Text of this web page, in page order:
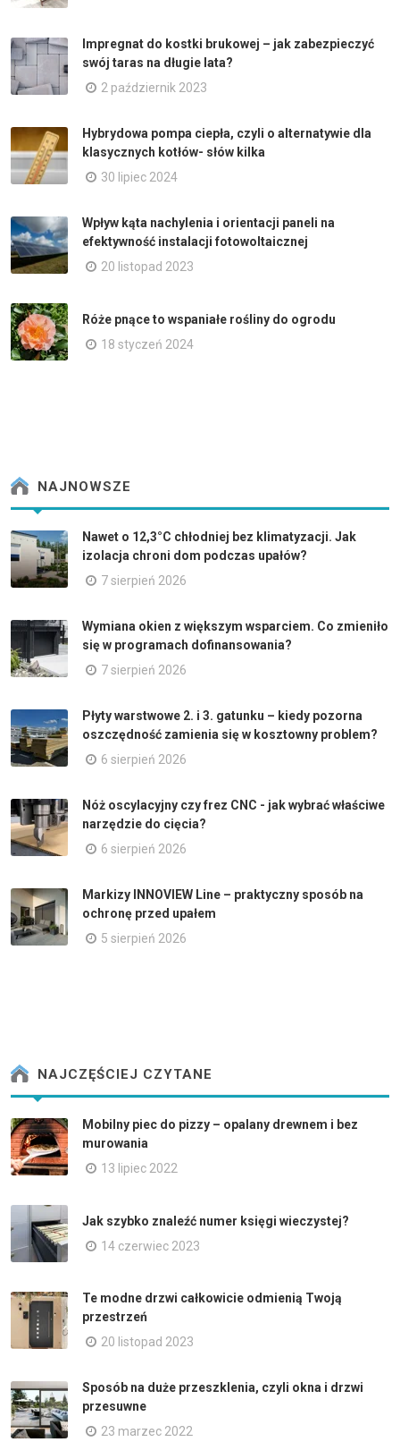
Impregnat do kostki brukowej – jak zabezpieczyć
swój taras na długie lata?
2 październik 2023
Hybrydowa pompa ciepła, czyli o alternatywie dla
klasycznych kotłów- słów kilka
30 lipiec 2024
Wpływ kąta nachylenia i orientacji paneli na
efektywność instalacji fotowoltaicznej
20 listopad 2023
Róże pnące to wspaniałe rośliny do ogrodu
18 styczeń 2024
NAJNOWSZE
Nawet o 12,3°C chłodniej bez klimatyzacji. Jak
izolacja chroni dom podczas upałów?
7 sierpień 2026
Wymiana okien z większym wsparciem. Co zmieniło
się w programach dofinansowania?
7 sierpień 2026
Płyty warstwowe 2. i 3. gatunku – kiedy pozorna
oszczędność zamienia się w kosztowny problem?
6 sierpień 2026
Nóż oscylacyjny czy frez CNC - jak wybrać właściwe
narzędzie do cięcia?
6 sierpień 2026
Markizy INNOVIEW Line – praktyczny sposób na
ochronę przed upałem
5 sierpień 2026
NAJCZĘŚCIEJ CZYTANE
Mobilny piec do pizzy – opalany drewnem i bez
murowania
13 lipiec 2022
Jak szybko znaleźć numer księgi wieczystej?
14 czerwiec 2023
Te modne drzwi całkowicie odmienią Twoją
przestrzeń
20 listopad 2023
Sposób na duże przeszklenia, czyli okna i drzwi
przesuwne
23 marzec 2022